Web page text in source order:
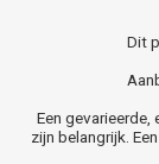
Dit
Een
zijn belangrijk.